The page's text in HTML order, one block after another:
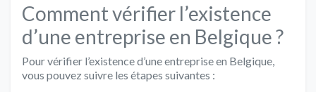
Comment vérifier l’existence
d’une entreprise en Belgique ?
Pour vérifier l’existence d’une entreprise en Belgique,
vous pouvez suivre les étapes suivantes :